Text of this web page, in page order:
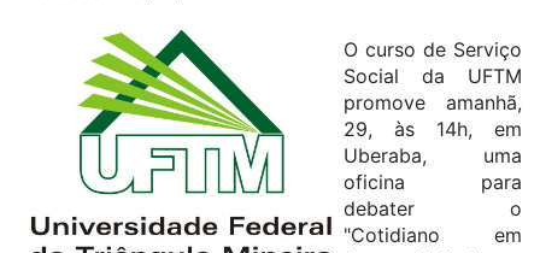
O curso de Serviço
Social da UFTM
promove amanhã,
29, às 14h, em
Uberaba, uma
oficina para
debater o
"Cotidiano em